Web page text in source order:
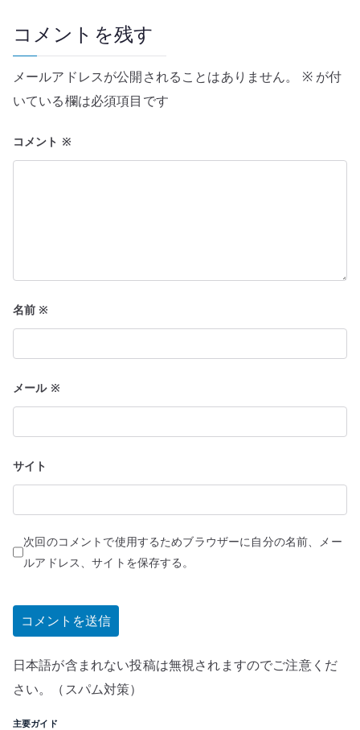
ー
シ
ョ
ン
コメントを残す
メールアドレスが公開されることはありません。 ※が付
いている欄は必須項目です
コメント ※
名前※
メール ※
サイト
次回のコメントで使用するためブラウザーに自分の名前、メー
ルアドレス、サイトを保存する。
日本語が含まれない投稿は無視されますのでご注意くだ
さい。（スパム対策）
主要ガイド